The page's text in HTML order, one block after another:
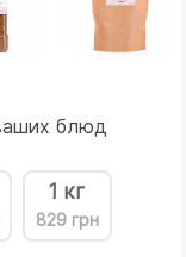
блюд
1 кг
829 грн